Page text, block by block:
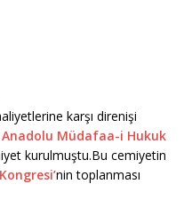
karşı direnişi
Anadolu Müdafaa-i Hukuk
kurulmuştu.Bu cemiyetin
nin toplanması